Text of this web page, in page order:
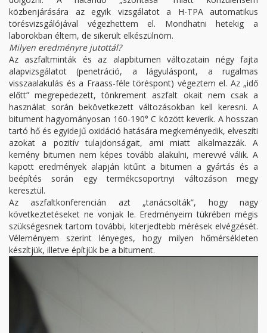
közbenjárására az egyik vizsgálatot a H-TPA automatikus
törésvizsgálójával végezhettem el. Mondhatni hetekig a
laborokban éltem, de sikerült elkészülnöm.
Milyen eredményre jutottál?
Az aszfaltminták és az alapbitumen változatain négy fajta
alapvizsgálatot (penetráció, a lágyuláspont, a rugalmas
visszaalakulás és a Fraass-féle töréspont) végeztem el. Az „idő
előtt” megrepedezett, tönkrement aszfalt okait nem csak a
használat során bekövetkezett változásokban kell keresni. A
bitument hagyományosan 160-190° C között keverik. A hosszan
tartó hő és egyidejű oxidáció hatására megkeményedik, elveszíti
azokat a pozitív tulajdonságait, ami miatt alkalmazzák. A
kemény bitumen nem képes tovább alakulni, merevvé válik. A
kapott eredmények alapján kitűnt a bitumen a gyártás és a
beépítés során egy termékcsoportnyi változáson megy
keresztül.
Az aszfaltkonferencián azt „tanácsolták”, hogy nagy
következtetéseket ne vonjak le. Eredményeim tükrében mégis
szükségesnek tartom további, kiterjedtebb mérések elvégzését.
Véleményem szerint lényeges, hogy milyen hőmérsékleten
készítjük, illetve építjük be a bitument.